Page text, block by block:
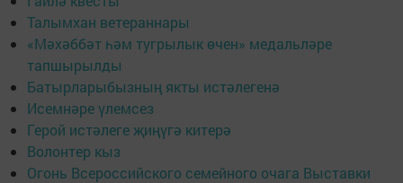
Талымхан ветераннары
«Мәхәббәт һәм тугрылык өчен» медальләре
тапшырылды
Батырларыбызның якты истәлегенә
Исемнәре үлемсез
Герой истәлеге җиңүгә китерә
Волонтер кыз
Огонь Всероссийского семейного очага Выставки